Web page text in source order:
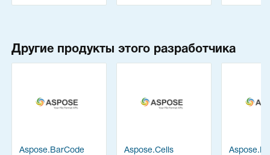
Другие продукты этого разработчика
Aspose.BarCode Aspose.Cells